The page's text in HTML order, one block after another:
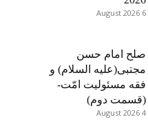
6 August 2026
صلح امام حسن
مجتبی(علیه السلام) و
فقه مسئولیت امّت-
(قسمت دوم)
4 August 2026